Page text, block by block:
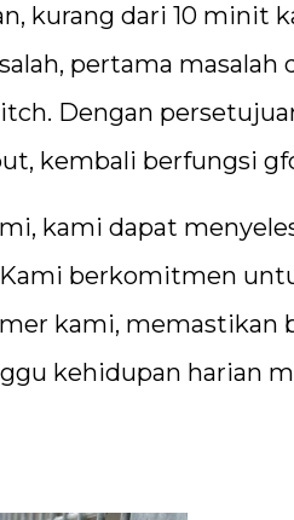
kurang dari 10 minit
pertama
Dengan
kembali berfungsi
kami dapat
berkomitmen
kami, memastikan
kehidupan harian